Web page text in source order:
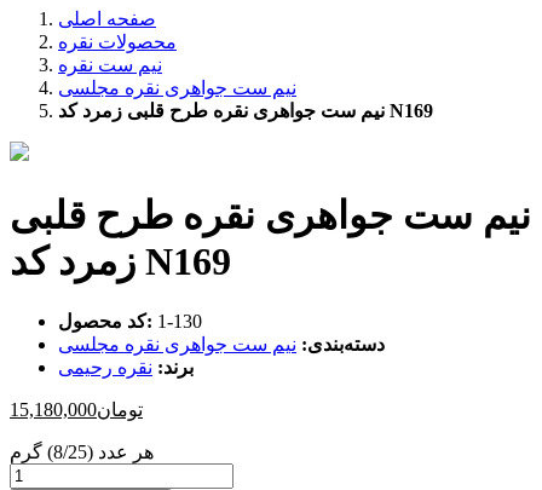
صفحه اصلی
محصولات نقره
نیم ست نقره
نیم ست جواهری نقره مجلسی
نیم ست جواهری نقره طرح قلبی زمرد کد N169
نیم ست جواهری نقره طرح قلبی
زمرد کد N169
کد محصول: ‎1-130
دسته‌بندی: نیم ست جواهری نقره مجلسی
برند: نقره رحیمی
15,180,000تومان
هر عدد (8/25) گرم